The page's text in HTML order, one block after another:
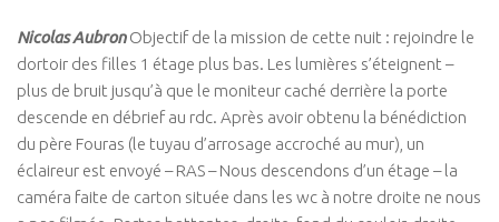
Nicolas AubronObjectif de la mission de cette nuit : rejoindre le
dortoir des filles 1 étage plus bas. Les lumières s’éteignent –
plus de bruit jusqu’à que le moniteur caché derrière la porte
descende en débrief au rdc. Après avoir obtenu la bénédiction
du père Fouras (le tuyau d’arrosage accroché au mur), un
éclaireur est envoyé – RAS – Nous descendons d’un étage – la
caméra faite de carton située dans les wc à notre droite ne nous